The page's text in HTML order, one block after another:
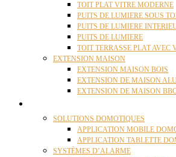
TOIT PLAT VITRE MODERNE
PUITS DE LUMIERE SOUS
PUITS DE LUMIERE
PUITS DE LUMIERE
TOIT TERRASSE PLAT AVEC
EXTENSION MAISON
EXTENSION MAISON BOIS
EXTENSION DE MAISON
EXTENSION DE MAISON
SOLUTIONS DOMOTIQUES
APPLICATION MOBILE
APPLICATION TABLETTE
SYSTÈMES D’ALARME